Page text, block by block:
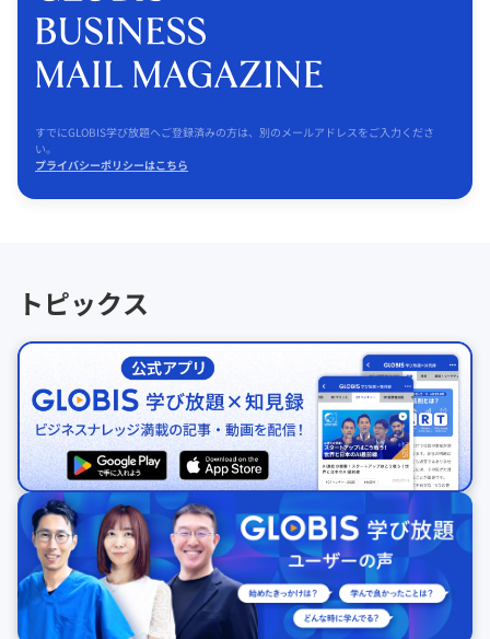
すでにGLOBIS学び放題へご登録済みの方は、別のメールアドレスをご入力くださ
い。
プライバシーポリシーはこちら
トピックス